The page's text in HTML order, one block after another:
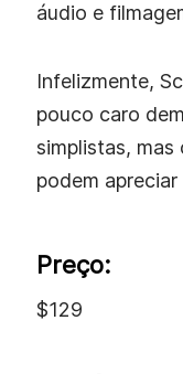
áudio e
Infelizmente,
pouco caro
simplistas, mas
podem
Preço:
$129